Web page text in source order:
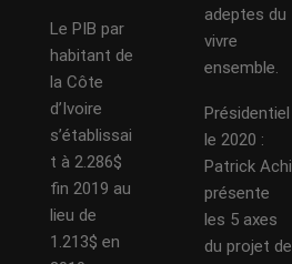
Le PIB par
habitant de
la Côte
d’Ivoire
s’établissai
t à 2.286$
fin 2019 au
lieu de
1.213$ en
adeptes du
vivre
ensemble.
Présidentiel
le 2020 :
Patrick Achi
présente
les 5 axes
du projet de